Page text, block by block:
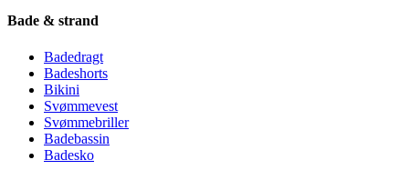
Bade & strand
Badedragt
Badeshorts
Bikini
Svømmevest
Svømmebriller
Badebassin
Badesko